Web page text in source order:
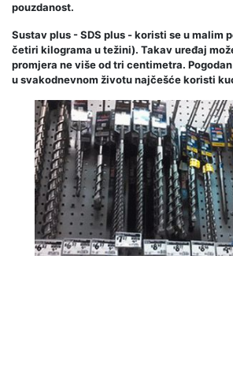
pouzdanost.
Sustav plus - SDS plus - koristi se u malim
četiri kilograma u težini). Takav uređaj
promjera ne više od tri centimetra.
u svakodnevnom životu najčešće koristi